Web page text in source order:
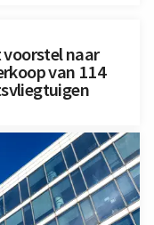
naar
van 114